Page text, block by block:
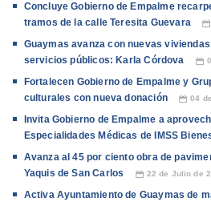
Concluye Gobierno de Empalme
tramos de la calle Teresita Guevara
📅
Guaymas avanza con nuevas
servicios públicos: Karla Córdova
📅
Fortalecen Gobierno de Empalme y
culturales con nueva donación
📅 04
Invita Gobierno de Empalme a
Especialidades Médicas de IMSS
Avanza al 45 por ciento obra de
Yaquis de San Carlos
📅 22 de Julio de
Activa Ayuntamiento de Guaymas de